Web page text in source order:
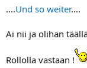
....Und so weiter....
Ai nii ja olihan
Rollolla vastaan !